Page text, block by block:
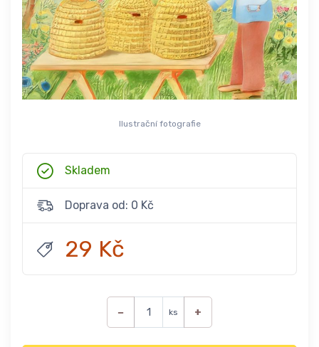
Ilustrační fotografie
Skladem
Doprava od: 0 Kč
29 Kč
− ks +